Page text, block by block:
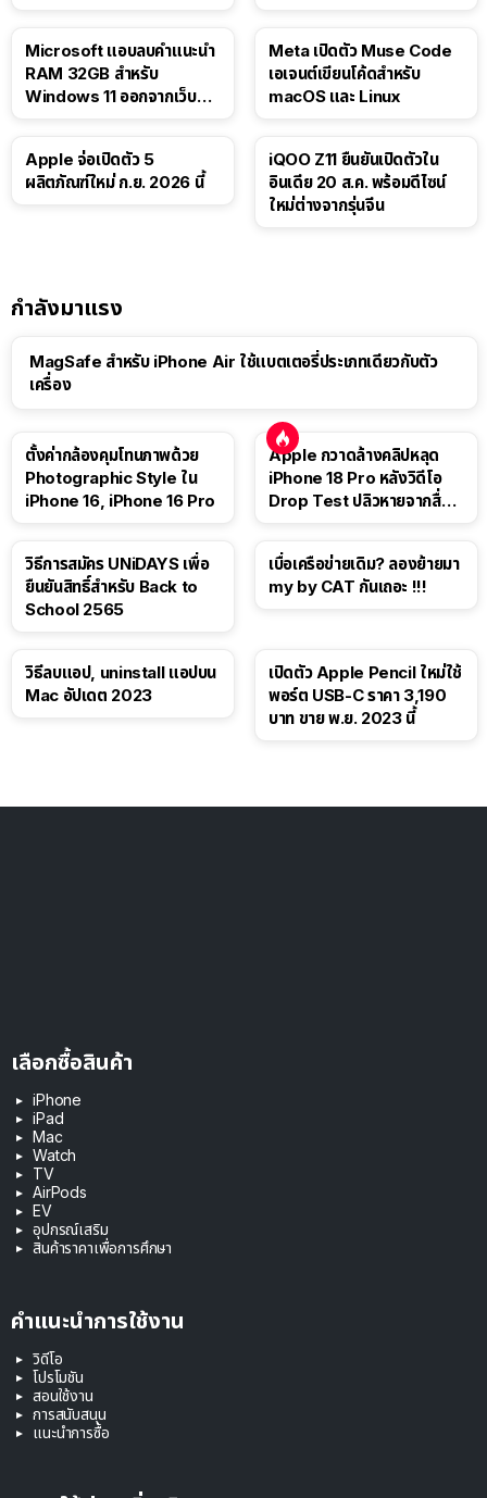
Microsoft แอบลบคำแนะนำ
RAM 32GB สำหรับ
Windows 11 ออกจากเว็บตัว
Meta เปิดตัว Muse Code
เอเจนต์เขียนโค้ดสำหรับ
macOS และ Linux
Apple จ่อเปิดตัว 5
ผลิตภัณฑ์ใหม่ ก.ย. 2026 นี้
iQOO Z11 ยืนยันเปิดตัวใน
อินเดีย 20 ส.ค. พร้อมดีไซน์
ใหม่ต่างจากรุ่นจีน
กำลังมาแรง
MagSafe สำหรับ iPhone Air ใช้แบตเตอรี่ประเภทเดียวกับตัว
เครื่อง
ตั้งค่ากล้องคุมโทนภาพด้วย
Photographic Style ใน
iPhone 16, iPhone 16 Pro
Apple กวาดล้างคลิปหลุด
iPhone 18 Pro หลังวิดีโอ
Drop Test ปลิวหายจากสื่อ
วิธีการสมัคร UNiDAYS เพื่อ
ยืนยันสิทธิ์สำหรับ Back to
School 2565
เบื่อเครือข่ายเดิม? ลองย้ายมา
my by CAT กันเถอะ !!!
วิธีลบแอป, uninstall แอปบน
Mac อัปเดต 2023
เปิดตัว Apple Pencil ใหม่ใช้
พอร์ต USB-C ราคา 3,190
บาท ขาย พ.ย. 2023 นี้
เลือกซื้อสินค้า
iPhone
iPad
Mac
Watch
TV
AirPods
EV
อุปกรณ์เสริม
สินค้าราคาเพื่อการศึกษา
คำแนะนำการใช้งาน
วิดีโอ
โปรโมชัน
สอนใช้งาน
การสนับสนุน
แนะนำการซื้อ